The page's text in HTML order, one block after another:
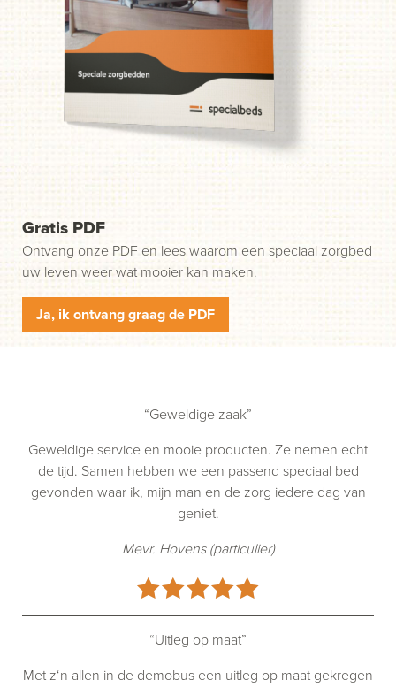
probleem. Wij helpen u in drie gemakkelijke stappen op
weg. Stap 1: klik op de groene knop "Start uw aanvraag"
en wij nemen contact met u op.
Gratis PDF
Ontvang onze PDF en lees waarom een speciaal zorgbed
uw leven weer wat mooier kan maken.
Ja, ik ontvang graag de PDF
“Geweldige zaak”
Geweldige service en mooie producten. Ze nemen echt
de tijd. Samen hebben we een passend speciaal bed
gevonden waar ik, mijn man en de zorg iedere dag van
geniet.
Mevr. Hovens (particulier)
“Uitleg op maat”
Met z‘n allen in de demobus een uitleg op maat gekregen